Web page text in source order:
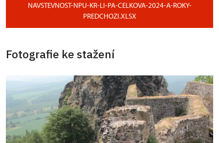
NAVSTEVNOST-NPU-KR-LI-PA-CELKOVA-2024-A-ROKY-
PREDCHOZI.XLSX
Fotografie ke stažení